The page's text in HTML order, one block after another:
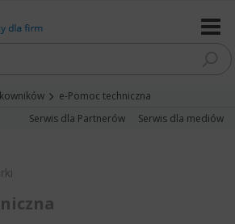
e-Pomoc techniczna
Serwis dla Partnerów
Serwis dla mediów